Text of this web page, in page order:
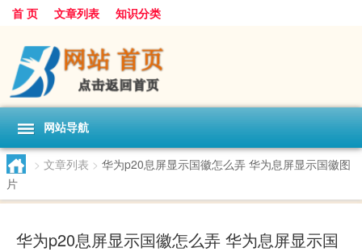
首 页 文章列表 知识分类
网站导航
> 文章列表 > 华为p20息屏显示国徽怎么弄 华为息屏显示国徽图
片
华为p20息屏显示国徽怎么弄 华为息屏显示国